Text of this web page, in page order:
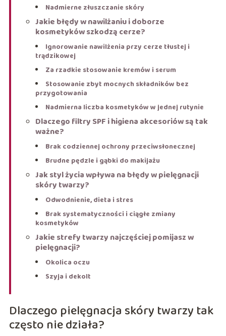
Nadmierne złuszczanie skóry
Jakie błędy w nawilżaniu i doborze
kosmetyków szkodzą cerze?
Ignorowanie nawilżenia przy cerze tłustej i
trądzikowej
Za rzadkie stosowanie kremów i serum
Stosowanie zbyt mocnych składników bez
przygotowania
Nadmierna liczba kosmetyków w jednej rutynie
Dlaczego filtry SPF i higiena akcesoriów są tak
ważne?
Brak codziennej ochrony przeciwsłonecznej
Brudne pędzle i gąbki do makijażu
Jak styl życia wpływa na błędy w pielęgnacji
skóry twarzy?
Odwodnienie, dieta i stres
Brak systematyczności i ciągłe zmiany
kosmetyków
Jakie strefy twarzy najczęściej pomijasz w
pielęgnacji?
Okolica oczu
Szyja i dekolt
Dlaczego pielęgnacja skóry twarzy tak
często nie działa?